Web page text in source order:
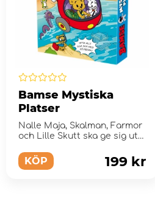
Bamse Mystiska
Platser
Nalle Maja, Skalman, Farmor
och Lille Skutt ska ge sig ut
KÖP 199 kr